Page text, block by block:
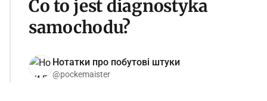
Co to jest diagnostyka
samochodu?
Нотатки про побутові штуки
@pockemaister